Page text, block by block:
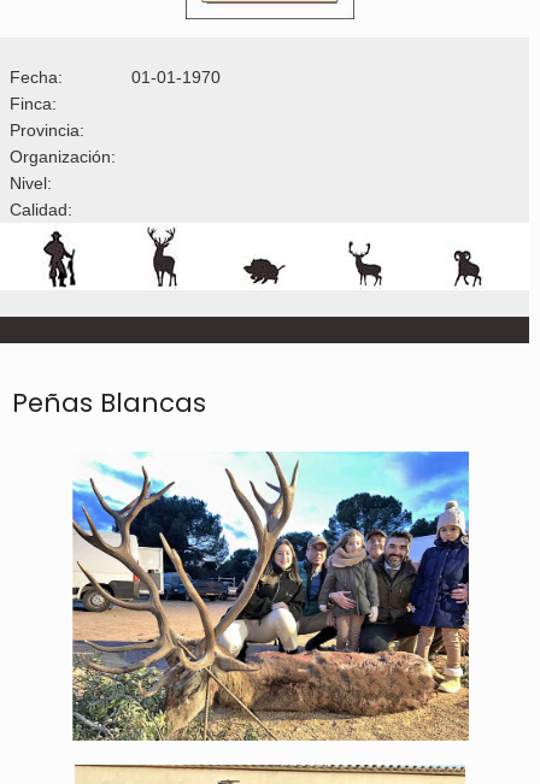
Fecha:
01-01-1970
Finca:
Provincia:
Organización:
Nivel:
Calidad:
Peñas Blancas